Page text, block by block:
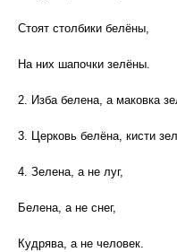
Стоят столбики белёны,
На них шапочки зелёны.
2. Изба белена, а маковка
3. Церковь белёна, кисти
4. Зелена, а не луг,
Белена, а не снег,
Кудрява, а не человек.